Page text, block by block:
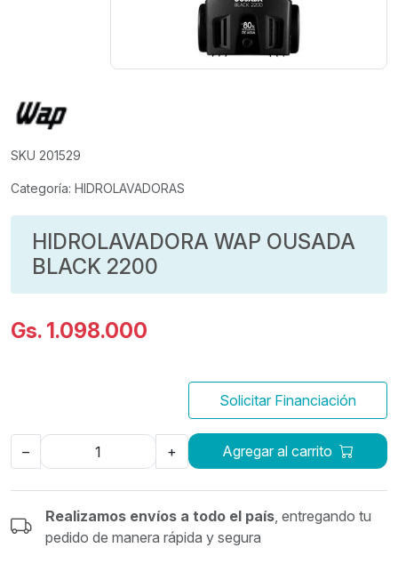
SKU 201529
Categoría: HIDROLAVADORAS
HIDROLAVADORA WAP OUSADA
BLACK 2200
Gs. 1.098.000
– +
Solicitar Financiación
Agregar al carrito
Realizamos envíos a todo el país, entregando tu
pedido de manera rápida y segura